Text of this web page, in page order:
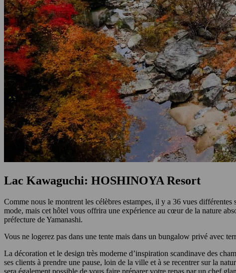
Lac Kawaguchi: HOSHINOYA Resort
Comme nous le montrent les célèbres estampes, il y a 36 vues
mode, mais cet hôtel vous offrira une expérience au cœur de la nature
préfecture de Yamanashi.
Vous ne logerez pas dans une tente mais dans un bungalow privé avec
La décoration et le design très moderne d’inspiration scandinave des
ses clients à prendre une pause, loin de la ville et à se recentrer sur la